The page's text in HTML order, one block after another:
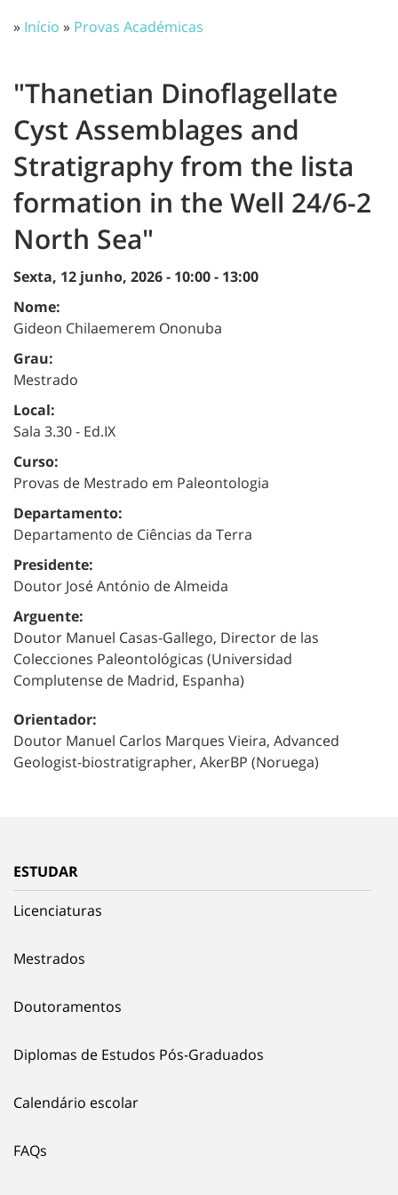
» Início » Provas Académicas
"Thanetian Dinoflagellate
Cyst Assemblages and
Stratigraphy from the lista
formation in the Well 24/6-2
North Sea"
Sexta, 12 junho, 2026 - 10:00- 13:00
Nome:
Gideon Chilaemerem Ononuba
Grau:
Mestrado
Local:
Sala 3.30 - Ed.IX
Curso:
Provas de Mestrado em Paleontologia
Departamento:
Departamento de Ciências da Terra
Presidente:
Doutor José António de Almeida
Arguente:
Doutor Manuel Casas-Gallego, Director de las
Colecciones Paleontológicas (Universidad
Complutense de Madrid, Espanha)
Orientador:
Doutor Manuel Carlos Marques Vieira, Advanced
Geologist-biostratigrapher, AkerBP (Noruega)
ESTUDAR
Licenciaturas
Mestrados
Doutoramentos
Diplomas de Estudos Pós-Graduados
Calendário escolar
FAQs